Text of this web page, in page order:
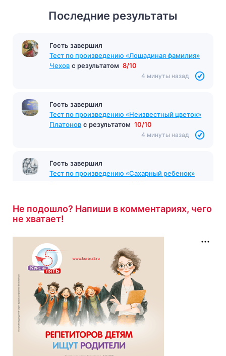
Последние результаты
Гость завершил
Тест по произведению «Лошадиная фамилия»
Чехов с результатом 8/10
4 минуты назад
Гость завершил
Тест по произведению «Неизвестный цветок»
Платонов с результатом 10/10
4 минуты назад
Гость завершил
Тест по произведению «Сахарный ребенок»
Громова
6/10
Не подошло? Напиши в комментариях, чего
не хватает!